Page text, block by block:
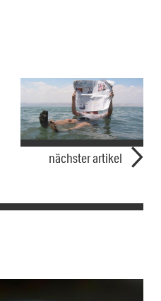
nächster artikel